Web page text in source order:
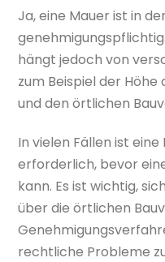
Ja, eine Mauer ist in
hängt jedoch von
zum Beispiel der
und den örtlichen
In vielen Fällen ist
erforderlich, bevor
kann. Es ist wichtig,
über die örtlichen
rechtliche Probleme